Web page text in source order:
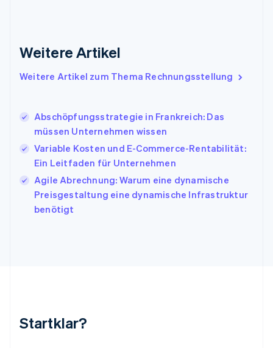
Weitere Artikel
Weitere Artikel zum Thema Rechnungsstellung
Abschöpfungsstrategie in Frankreich: Das
müssen Unternehmen wissen
Variable Kosten und E-Commerce-Rentabilität:
Ein Leitfaden für Unternehmen
Agile Abrechnung: Warum eine dynamische
Preisgestaltung eine dynamische Infrastruktur
benötigt
Startklar?
Irland
Italien
日本語 English
EnglishFrançais
Kroatien
EnglishItaliano
English
Liechtenstein
DeutschEnglish
Mexiko